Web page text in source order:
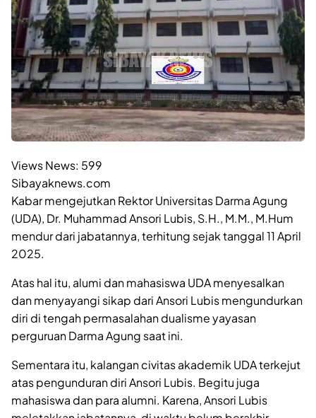
Views News: 599
Sibayaknews.com
Kabar mengejutkan Rektor Universitas Darma Agung
(UDA), Dr. Muhammad Ansori Lubis, S.H., M.M., M.Hum
mendur dari jabatannya, terhitung sejak tanggal 11 April
2025.
Atas hal itu, alumi dan mahasiswa UDA menyesalkan
dan menyayangi sikap dari Ansori Lubis mengundurkan
diri di tengah permasalahan dualisme yayasan
perguruan Darma Agung saat ini.
Sementara itu, kalangan civitas akademik UDA terkejut
atas pengunduran diri Ansori Lubis. Begitu juga
mahasiswa dan para alumni. Karena, Ansori Lubis